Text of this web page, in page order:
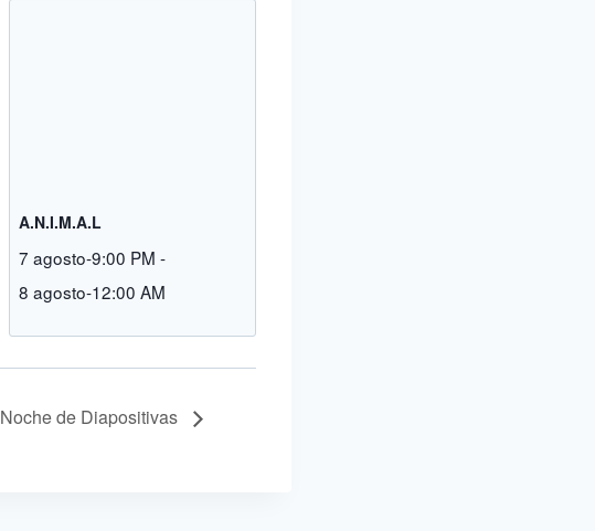
A.N.I.M.A.L
7 agosto-9:00 PM -
8 agosto-12:00 AM
Noche de Diapositivas